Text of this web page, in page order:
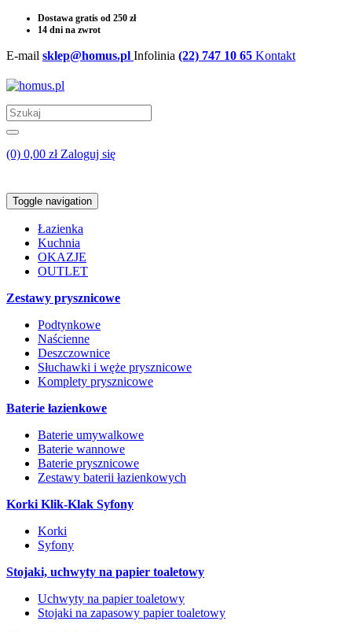
Dostawa gratis od 250 zł
14 dni na zwrot
E-mail sklep@homus.pl Infolinia (22) 747 10 65 Kontakt
(0) 0,00 zł Zaloguj się
Toggle navigation
Łazienka
Kuchnia
OKAZJE
OUTLET
Zestawy prysznicowe
Podtynkowe
Naścienne
Deszczownice
Słuchawki i węże prysznicowe
Komplety prysznicowe
Baterie łazienkowe
Baterie umywalkowe
Baterie wannowe
Baterie prysznicowe
Zestawy baterii łazienkowych
Korki Klik-Klak Syfony
Korki
Syfony
Stojaki, uchwyty na papier toaletowy
Uchwyty na papier toaletowy
Stojaki na zapasowy papier toaletowy